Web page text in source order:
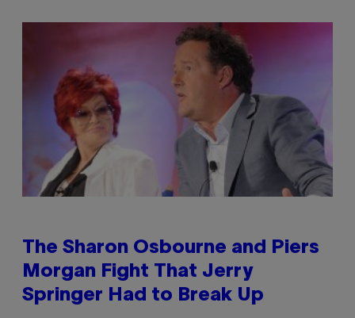
The Sharon Osbourne and Piers
Morgan Fight That Jerry
Springer Had to Break Up